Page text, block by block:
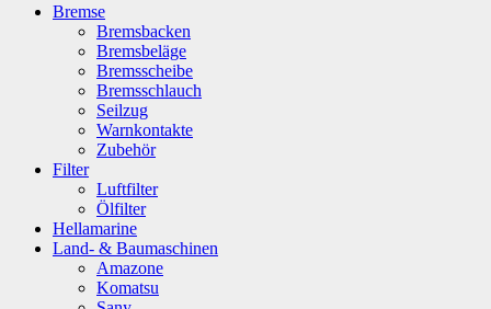
Bremse
Bremsbacken
Bremsbeläge
Bremsscheibe
Bremsschlauch
Seilzug
Warnkontakte
Zubehör
Filter
Luftfilter
Ölfilter
Hellamarine
Land- & Baumaschinen
Amazone
Komatsu